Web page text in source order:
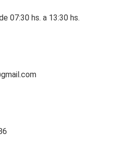
07:30 hs. a 13:30 hs.